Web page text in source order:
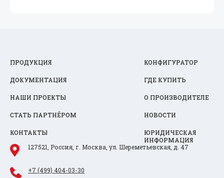
ПРОДУКЦИЯ КОНФИГУРАТОР
ДОКУМЕНТАЦИЯ ГДЕ КУПИТЬ
НАШИ ПРОЕКТЫ О ПРОИЗВОДИТЕЛЕ
СТАТЬ ПАРТНЁРОМ НОВОСТИ
КОНТАКТЫ
ЮРИДИЧЕСКАЯ
ИНФОРМАЦИЯ
127521, Россия, г. Москва, ул. Шереметьевская, д. 47
+7 (499) 404-03-30